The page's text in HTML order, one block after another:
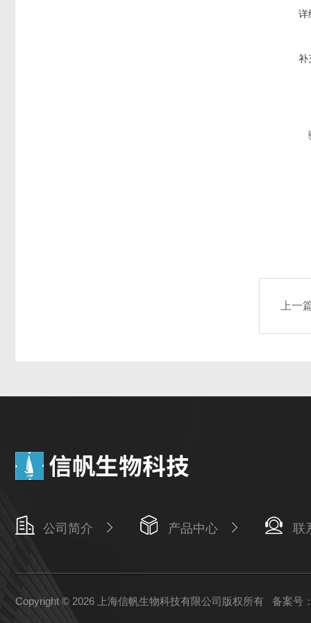
详
补
上一
公司简介 产品中心 联
Copyright © 2026 上海信帆生物科技有限公司版权所有 备案号